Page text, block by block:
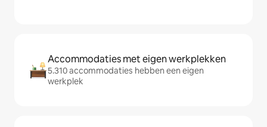
Accommodaties met eigen werkplekken
5.310 accommodaties hebben een eigen
werkplek